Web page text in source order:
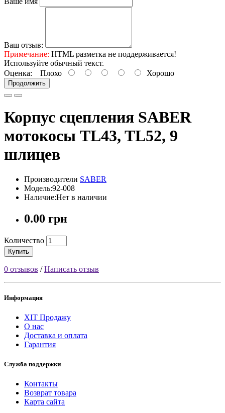
Ваш отзыв:
Примечание: HTML разметка не поддерживается!
Используйте обычный текст.
Оценка: Плохо Хорошо
Продолжить
Корпус сцепления SABER
мотокосы TL43, TL52, 9
шлицев
Производители SABER
Модель:92-008
Наличие:Нет в наличии
0.00 грн
Количество
Купить
0 отзывов /Написать отзыв
Информация
ХІТ Продажу
О нас
Доставка и оплата
Гарантия
Служба поддержки
Контакты
Возврат товара
Карта сайта